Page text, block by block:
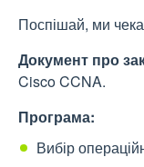
Поспішай, ми
Документ про
Cisco CCNA.
Програма:
Вибір